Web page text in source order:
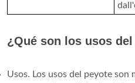
¿Qué son los usos
Usos. Los usos del peyote son